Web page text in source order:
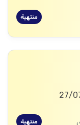
منتهية
منتهية